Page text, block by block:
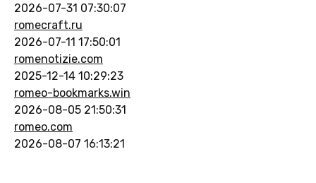
2026-07-31 07:30:07
romecraft.ru
2026-07-11 17:50:01
romenotizie.com
2025-12-14 10:29:23
romeo-bookmarks.win
2026-08-05 21:50:31
romeo.com
2026-08-07 16:13:21